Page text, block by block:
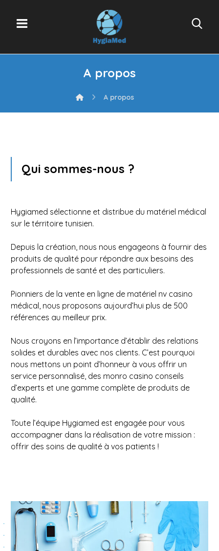
A propos
A propos
Qui sommes-nous ?
Hygiamed sélectionne et distribue du matériel médical
sur le térritoire tunisien.
Depuis la création, nous nous engageons à fournir des
produits de qualité pour répondre aux besoins des
professionnels de santé et des particuliers.
Pionniers de la vente en ligne de matériel nv casino
médical, nous proposons aujourd’hui plus de 500
références au meilleur prix.
Nous croyons en l’importance d’établir des relations
solides et durables avec nos clients. C’est pourquoi
nous mettons un point d’honneur à vous offrir un
service personnalisé, des monro casino conseils
d’experts et une gamme complète de produits de
qualité.
Toute l’équipe Hygiamed est engagée pour vous
accompagner dans la réalisation de votre mission :
offrir des soins de qualité à vos patients !